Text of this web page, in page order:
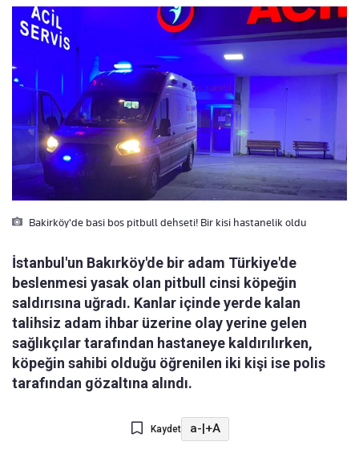
Bakirköy'de basi bos pitbull dehseti! Bir kisi hastanelik oldu
İstanbul'un Bakırköy'de bir adam Türkiye'de
beslenmesi yasak olan pitbull cinsi köpeğin
saldırısına uğradı. Kanlar içinde yerde kalan
talihsiz adam ihbar üzerine olay yerine gelen
sağlıkçılar tarafından hastaneye kaldırılırken,
köpeğin sahibi olduğu öğrenilen iki kişi ise polis
tarafından gözaltına alındı.
Kaydet a-|+A